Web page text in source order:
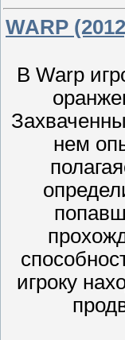
WARP
В Warp
нем
игроку